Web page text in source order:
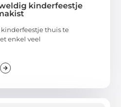
kinderfeestje
thuis te
enkel veel